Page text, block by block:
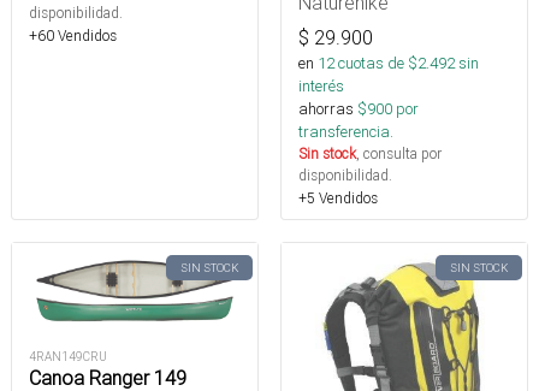
disponibilidad.
+60 Vendidos
$ 29.900
en 12cuotas de $2.492sin
interés
ahorras $900 por
transferencia.
Sin stock, consulta por
disponibilidad.
+5 Vendidos
SIN STOCK
4RAN149CRU
Canoa Ranger 149
SIN STOCK